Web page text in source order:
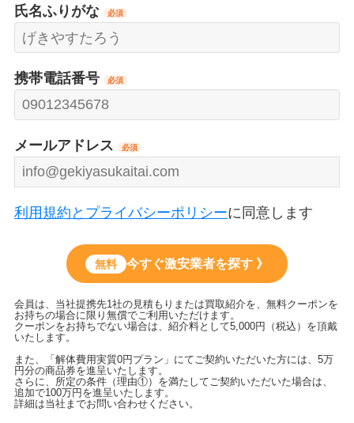
氏名ふりがな 必須
携帯電話番号 必須
メールアドレス 必須
利用規約とプライバシーポリシーに同意します
無料 今すぐ激安業者を探す 》
会員は、当社提携先1社の見積もりまたは買取紹介を、無料クーポンを
お持ちの場合に限り無償でご利用いただけます。
クーポンをお持ちでない場合は、紹介料として5,000円（税込）を頂戴
いたします。
また、「解体費用実質0円プラン」にてご契約いただいた方には、5万
円分の商品券を進呈いたします。
さらに、所定の条件（理由①）を満たしてご契約いただいた場合は、
追加で100万円を進呈いたします。
詳細は当社までお問い合わせください。